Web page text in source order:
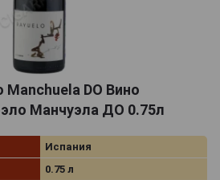
DO Вино
Манчуэла ДО 0.75л
Испания
0.75 л